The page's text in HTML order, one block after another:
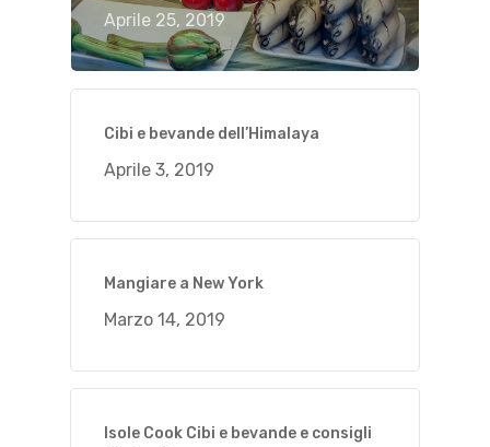
Aprile 25, 2019
Cibi e bevande dell’Himalaya
Aprile 3, 2019
Mangiare a New York
Marzo 14, 2019
Isole Cook Cibi e bevande e consigli